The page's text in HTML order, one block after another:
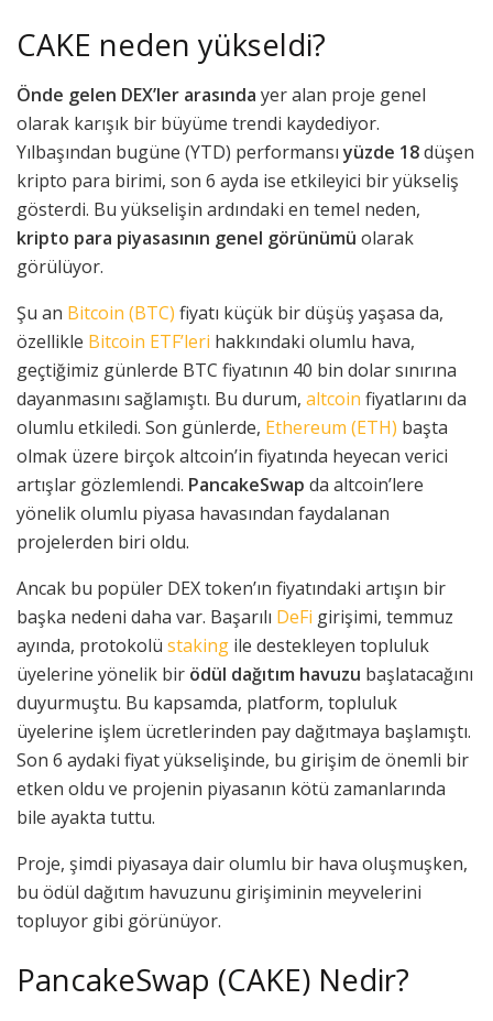
CAKE neden yükseldi?
Önde gelen DEX’ler arasında yer alan proje genel
olarak karışık bir büyüme trendi kaydediyor.
Yılbaşından bugüne (YTD) performansıyüzde 18düşen
kripto para birimi, son 6 ayda ise etkileyici bir yükseliş
gösterdi. Bu yükselişin ardındaki en temel neden,
kripto para piyasasının genel görünümü olarak
görülüyor.
Şu an Bitcoin (BTC) fiyatı küçük bir düşüş yaşasa da,
özellikle Bitcoin ETF’leri hakkındaki olumlu hava,
geçtiğimiz günlerde BTC fiyatının 40 bin dolar sınırına
dayanmasını sağlamıştı. Bu durum, altcoin fiyatlarını da
olumlu etkiledi. Son günlerde, Ethereum (ETH) başta
olmak üzere birçok altcoin’in fiyatında heyecan verici
artışlar gözlemlendi. PancakeSwap da altcoin’lere
yönelik olumlu piyasa havasından faydalanan
projelerden biri oldu.
Ancak bu popüler DEX token’ın fiyatındaki artışın bir
başka nedeni daha var. Başarılı DeFi girişimi, temmuz
ayında, protokolü staking ile destekleyen topluluk
üyelerine yönelik bir ödül dağıtım havuzu başlatacağını
duyurmuştu. Bu kapsamda, platform, topluluk
üyelerine işlem ücretlerinden pay dağıtmaya başlamıştı.
Son 6 aydaki fiyat yükselişinde, bu girişim de önemli bir
etken oldu ve projenin piyasanın kötü zamanlarında
bile ayakta tuttu.
Proje, şimdi piyasaya dair olumlu bir hava oluşmuşken,
bu ödül dağıtım havuzunu girişiminin meyvelerini
topluyor gibi görünüyor.
PancakeSwap (CAKE) Nedir?